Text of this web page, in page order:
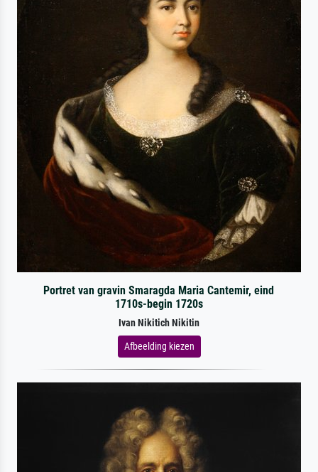
Portret van gravin Smaragda Maria Cantemir, eind
1710s-begin 1720s
Ivan Nikitich Nikitin
Afbeelding kiezen